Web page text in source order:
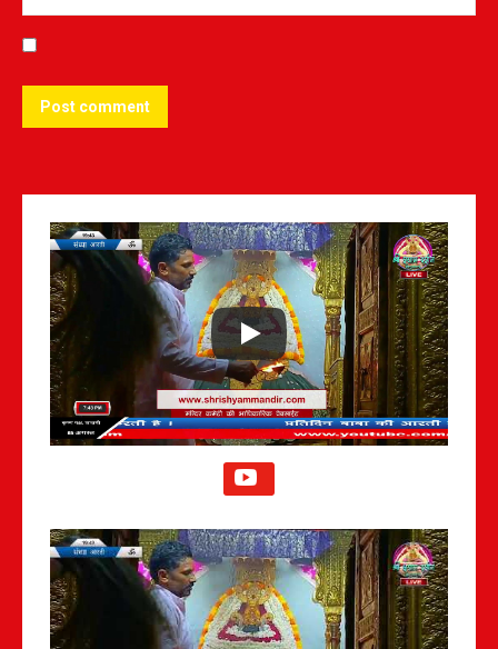
Post comment